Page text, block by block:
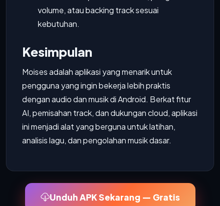
volume, atau backing track sesuai
kebutuhan.
Kesimpulan
Moises adalah aplikasi yang menarik untuk
pengguna yang ingin bekerja lebih praktis
dengan audio dan musik di Android. Berkat fitur
AI, pemisahan track, dan dukungan cloud, aplikasi
ini menjadi alat yang berguna untuk latihan,
analisis lagu, dan pengolahan musik dasar.
Unduh APK Sekarang — Gratis